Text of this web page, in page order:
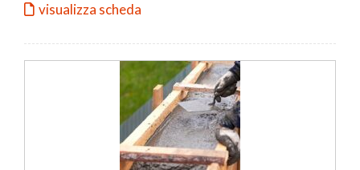
visualizza scheda